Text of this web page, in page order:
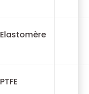
Elastomère
PTFE